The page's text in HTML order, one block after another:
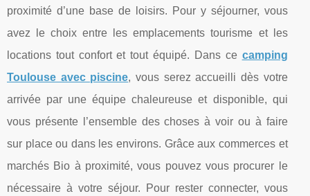
proximité d’une base de loisirs. Pour y séjourner, vous
avez le choix entre les emplacements tourisme et les
locations tout confort et tout équipé. Dans ce camping
Toulouse avec piscine, vous serez accueilli dès votre
arrivée par une équipe chaleureuse et disponible, qui
vous présente l’ensemble des choses à voir ou à faire
sur place ou dans les environs. Grâce aux commerces et
marchés Bio à proximité, vous pouvez vous procurer le
nécessaire à votre séjour. Pour rester connecter, vous